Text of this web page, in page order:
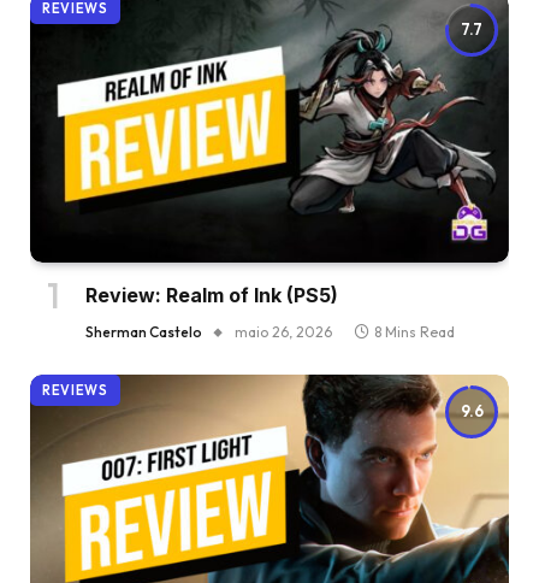
7.7
REVIEWS
Review: Realm of Ink (PS5)
Sherman Castelo maio 26, 2026 8 Mins Read
9.6
REVIEWS